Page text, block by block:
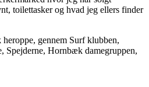
toilettasker og hvad jeg ellers finder
gennem Surf klubben,
Spejderne, Hornbæk damegruppen,